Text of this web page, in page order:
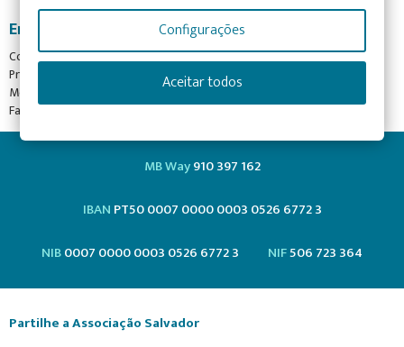
Envolva-se
Como posso ajudar?
Preciso de ajuda
Mecenato para Empresas
Fale Connosco
MB Way910 397 162
IBAN PT50 0007 0000 0003 0526 6772 3
NIB0007 0000 0003 0526 6772 3 NIF506 723 364
Partilhe a Associação Salvador
Configurações
Aceitar todos